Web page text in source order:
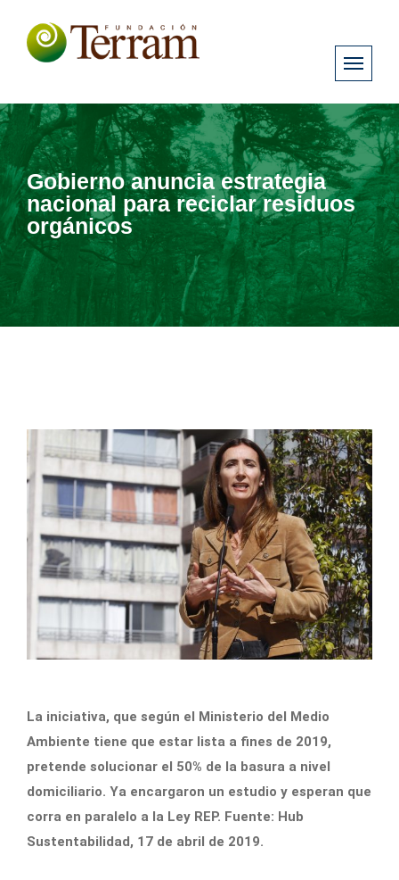
Gobierno anuncia estrategia
nacional para reciclar residuos
orgánicos
La iniciativa, que según el Ministerio del Medio
Ambiente tiene que estar lista a fines de 2019,
pretende solucionar el 50% de la basura a nivel
domiciliario. Ya encargaron un estudio y esperan que
corra en paralelo a la Ley REP. Fuente: Hub
Sustentabilidad, 17 de abril de 2019.